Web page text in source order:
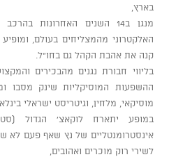
בארץ,
מנגן ב14 השנים האחרונות
האלקטרוני מהמצליחים בעולם,
קנה את אהבת הקהל גם בחו"ל.
בליווי חבורת נגנים מהבכירים
ההשפעות המוסיקליות שינק מסבו
מוסיקאי, מלחין, וגיטריסט ישראלי
במופע יתארח לוקאצ' הגדול
אינסטרומנטליים של נץ שאף פעם לא
לשירי רוק מוכרים ואהובים,